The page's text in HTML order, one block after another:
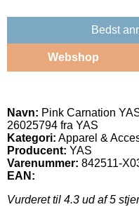
Bedst
Webshop
Navn: Pink Carnation
26025794 fra YAS
Kategori: Apparel &
Producent: YAS
Varenummer: 842511-
EAN:
Vurderet til 4.3 ud af 5